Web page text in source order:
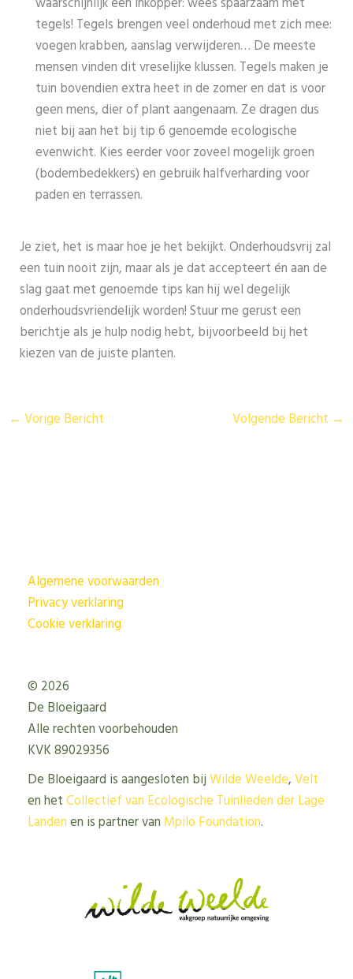
tegels! Tegels brengen veel onderhoud met zich mee:
voegen krabben, aanslag verwijderen… De meeste
mensen vinden dit vreselijke klussen. Tegels maken je
tuin bovendien extra heet in de zomer en dat is voor
geen mens, dier of plant aangenaam. Ze dragen dus
niet bij aan het bij tip 6 genoemde ecologische
evenwicht. Kies eerder voor zoveel mogelijk groen
(bodembedekkers) en gebruik halfverharding voor
paden en terrassen.
Je ziet, het is maar hoe je het bekijkt. Onderhoudsvrij zal
een tuin nooit zijn, maar als je dat accepteert én aan de
slag gaat met genoemde tips kan hij wel degelijk
onderhoudsvriendelijk worden! Stuur me gerust een
berichtje als je hulp nodig hebt, bijvoorbeeld bij het
kiezen van de juiste planten.
← Vorige Bericht Volgende Bericht →
Algemene voorwaarden
Privacy verklaring
Cookie verklaring
© 2026
De Bloeigaard
Alle rechten voorbehouden
KVK 89029356
De Bloeigaard is aangesloten bijWilde Weelde,Velt
en hetCollectief van Ecologische Tuinlieden der Lage
Landenen is partner van Mpilo Foundation.